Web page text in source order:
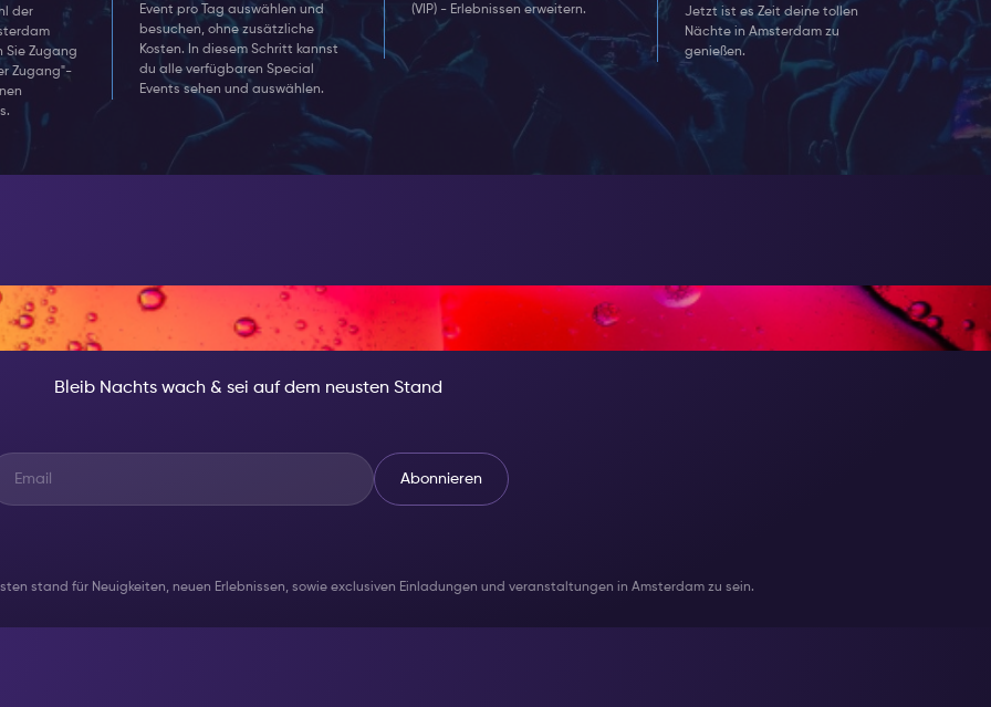
der
Sie Zugang
Zugang"-
Event pro Tag auswählen und
besuchen, ohne zusätzliche
Kosten. In diesem Schritt kannst
du alle verfügbaren Special
Events sehen und auswählen.
(VIP) - Erlebnissen erweitern.
Jetzt ist es Zeit deine tollen
Nächte in Amsterdam zu
genießen.
SEI JEMAND BESONDERES
Bleib Nachts wach & sei auf dem neusten Stand
Abonnieren
stand für Neuigkeiten, neuen Erlebnissen, sowie exclusiven Einladungen und veranstaltungen in Amsterdam zu sein.